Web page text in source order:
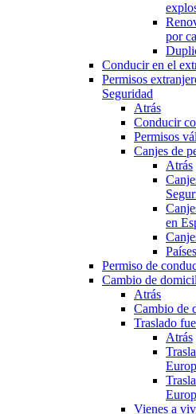
por
Conducir en el
Permisos
Seguridad
Atrás
Conducir
Permisos
Canjes de
Atrás
en
Permiso de
Cambio de
Atrás
Cambio de
Traslado
Atrás
Vienes a